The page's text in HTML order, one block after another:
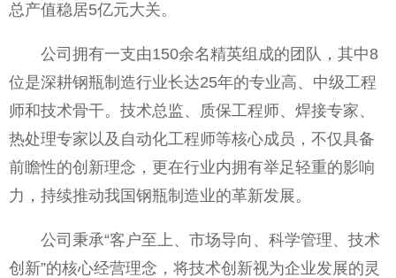
总产值稳居5亿元大关。
公司拥有一支由150余名精英组成的团队，其中8
位是深耕钢瓶制造行业长达25年的专业高、中级工程
师和技术骨干。技术总监、质保工程师、焊接专家、
热处理专家以及自动化工程师等核心成员，不仅具备
前瞻性的创新理念，更在行业内拥有举足轻重的影响
力，持续推动我国钢瓶制造业的革新发展。
公司秉承“客户至上、市场导向、科学管理、技术
创新”的核心经营理念，将技术创新视为企业发展的灵